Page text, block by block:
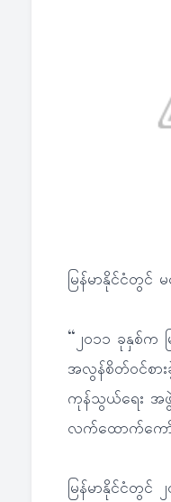
မြန်မာနိုင်ငံတွ
“၂၀၁၁ ခုနှစ်က
အလွန်စိတ်ဝင်စာ
ကုန်သွယ်ရေး အဖွဲ့အ
လက်ထောက်ကော်
မြန်မာနိုင်ငံတွင်